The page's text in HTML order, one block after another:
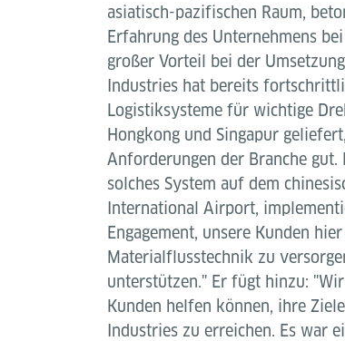
asiatisch-pazifischen Raum,
Erfahrung des Unternehmens
großer Vorteil bei der
Industries hat bereits
Logistiksysteme für wichtige
Hongkong und Singapur
Anforderungen der Branche gut.
solches System auf dem
International Airport,
Engagement, unsere Kunden
Materialflusstechnik zu
unterstützen." Er fügt hinzu:
Kunden helfen können, ihre
Industries zu erreichen. Es war